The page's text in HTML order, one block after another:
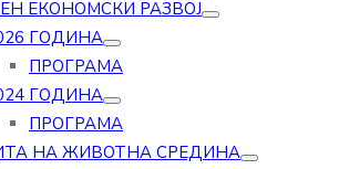
ЕКОНОМСКИ РАЗВОЈ
ГОДИНА
ПРОГРАМА
ГОДИНА
ПРОГРАМА
НА ЖИВОТНА СРЕДИНА